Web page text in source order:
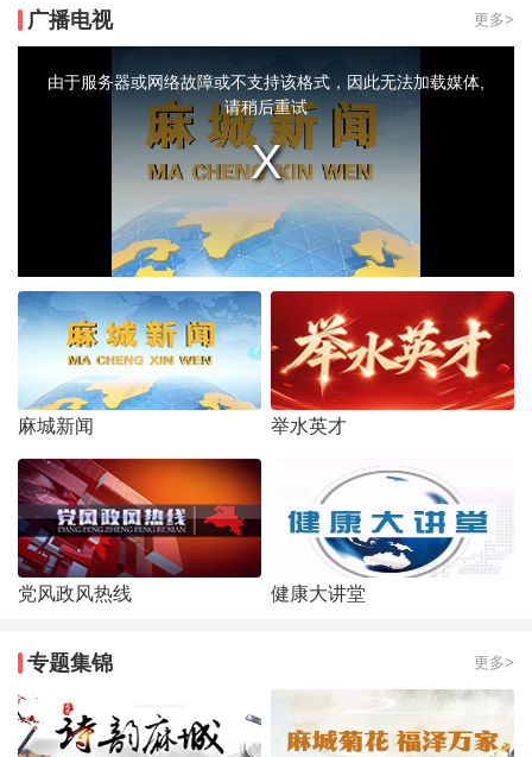
广播电视 更多>
modal由于服务器或网络故障或不支持该格式，因此无法加载媒体,
请稍后重试
麻城新闻 举水英才
党风政风热线 健康大讲堂
专题集锦 更多>